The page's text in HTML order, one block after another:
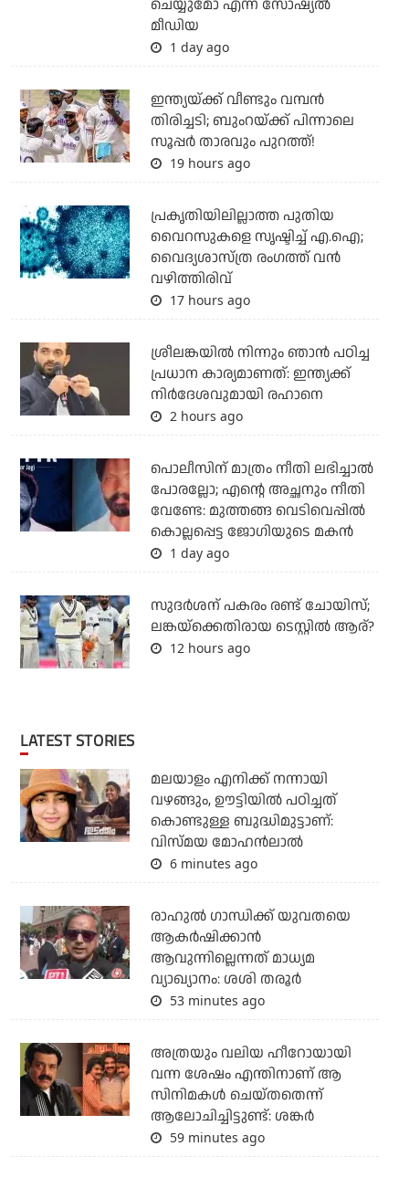
ചെയ്യുമോ എന്ന് സോഷ്യല്‍
മീഡിയ
1 day ago
ഇന്ത്യയ്ക്ക് വീണ്ടും വമ്പന്‍
തിരിച്ചടി; ബുംറയ്ക്ക് പിന്നാലെ
സൂപ്പര്‍ താരവും പുറത്ത്!
19 hours ago
പ്രകൃതിയിലില്ലാത്ത പുതിയ
വൈറസുകളെ സൃഷ്ടിച്ച് എ.ഐ;
വൈദ്യശാസ്ത്ര രംഗത്ത് വന്‍
വഴിത്തിരിവ്
17 hours ago
ശ്രീലങ്കയില്‍ നിന്നും ഞാന്‍ പഠിച്ച
പ്രധാന കാര്യമാണത്: ഇന്ത്യക്ക്
നിര്‍ദേശവുമായി രഹാനെ
2 hours ago
പൊലീസിന് മാത്രം നീതി ലഭിച്ചാല്‍
പോരല്ലോ; എന്റെ അച്ഛനും നീതി
വേണ്ടേ: മുത്തങ്ങ വെടിവെപ്പില്‍
കൊല്ലപ്പെട്ട ജോഗിയുടെ മകന്‍
1 day ago
സുദര്‍ശന് പകരം രണ്ട് ചോയിസ്;
ലങ്കയ്‌ക്കെതിരായ ടെസ്റ്റില്‍ ആര്?
12 hours ago
LATEST STORIES
മലയാളം എനിക്ക് നന്നായി
വഴങ്ങും, ഊട്ടിയില്‍ പഠിച്ചത്
കൊണ്ടുള്ള ബുദ്ധിമുട്ടാണ്:
വിസ്മയ മോഹന്‍ലാല്‍
6 minutes ago
രാഹുല്‍ ഗാന്ധിക്ക് യുവതയെ
ആകര്‍ഷിക്കാന്‍
ആവുന്നില്ലെന്നത് മാധ്യമ
വ്യാഖ്യാനം: ശശി തരൂര്‍
53 minutes ago
അത്രയും വലിയ ഹീറോയായി
വന്ന ശേഷം എന്തിനാണ് ആ
സിനിമകള്‍ ചെയ്തതെന്ന്
ആലോചിച്ചിട്ടുണ്ട്: ശങ്കര്‍
59 minutes ago